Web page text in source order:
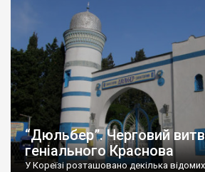
“Дюльбер”. Черговий
геніального Краснова
У Кореїзі розташовано декілька